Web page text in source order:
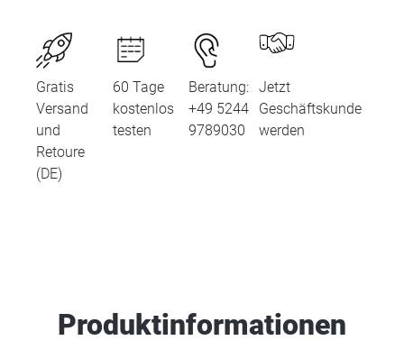
Gratis
Versand
und
Retoure
(DE)
60 Tage
kostenlos
testen
Beratung:
+49 5244
9789030
Jetzt
Geschäftskunde
werden
Produktinformationen